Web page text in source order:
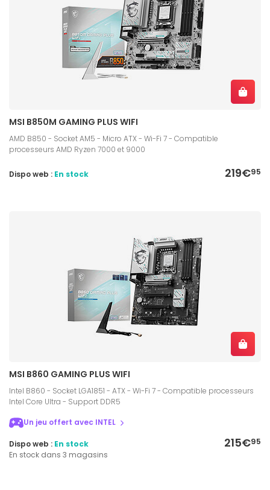
MSI B850M GAMING PLUS WIFI
AMD B850 - Socket AM5 - Micro ATX - Wi-Fi 7 - Compatible
processeurs AMD Ryzen 7000 et 9000
219€95
Dispo web : En stock
MSI B860 GAMING PLUS WIFI
Intel B860 - Socket LGA1851 - ATX - Wi-Fi 7 - Compatible processeurs
Intel Core Ultra - Support DDR5
Un jeu offert avec INTEL
215€95
Dispo web : En stock
En stock dans 3 magasins